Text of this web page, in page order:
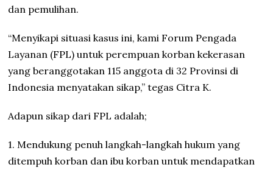
dan pemulihan.
“Menyikapi situasi kasus ini, kami Forum Pengada
Layanan (FPL) untuk perempuan korban kekerasan
yang beranggotakan 115 anggota di 32 Provinsi di
Indonesia menyatakan sikap,” tegas Citra K.
Adapun sikap dari FPL adalah;
1. Mendukung penuh langkah-langkah hukum yang
ditempuh korban dan ibu korban untuk mendapatkan